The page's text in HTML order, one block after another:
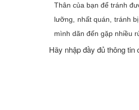
Thân của bạn để tránh
lưỡng, nhất quán, tránh
mình dãn đến gặp nhiều
Hãy nhập đầy đủ thông